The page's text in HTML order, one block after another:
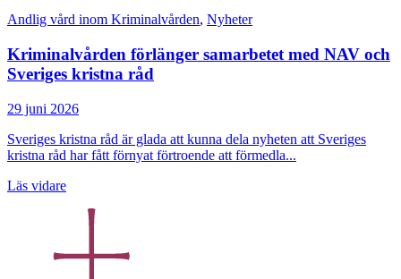
Andlig vård inom Kriminalvården, Nyheter
Kriminalvården förlänger samarbetet med NAV och
Sveriges kristna råd
29 juni 2026
Sveriges kristna råd är glada att kunna dela nyheten att Sveriges
kristna råd har fått förnyat förtroende att förmedla...
Läs vidare